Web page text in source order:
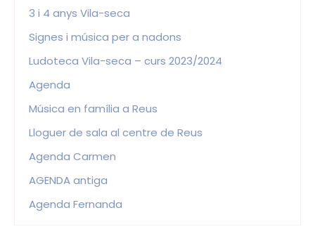
3 i 4 anys Vila-seca
Signes i música per a nadons
Ludoteca Vila-seca – curs 2023/2024
Agenda
Música en família a Reus
Lloguer de sala al centre de Reus
Agenda Carmen
AGENDA antiga
Agenda Fernanda